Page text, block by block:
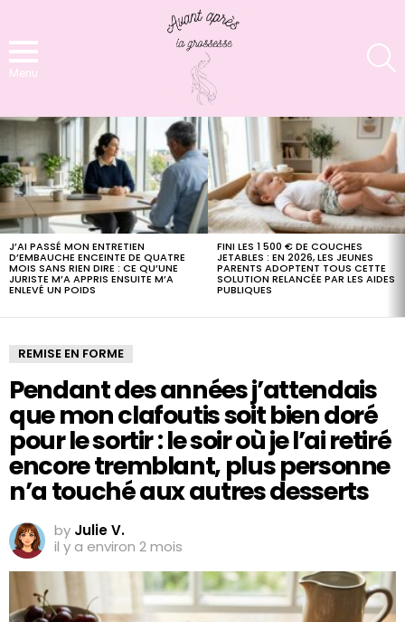
Menu
LATEST
STORIES
J’AI PASSÉ MON ENTRETIEN
D’EMBAUCHE ENCEINTE DE QUATRE
MOIS SANS RIEN DIRE : CE QU’UNE
JURISTE M’A APPRIS ENSUITE M’A
ENLEVÉ UN POIDS
FINI LES 1 500 € DE COUCHES
JETABLES : EN 2026, LES JEUNES
PARENTS ADOPTENT TOUS CETTE
SOLUTION RELANCÉE PAR LES AIDES
PUBLIQUES
REMISE EN FORME
Pendant des années j’attendais
que mon clafoutis soit bien doré
pour le sortir : le soir où je l’ai retiré
encore tremblant, plus personne
n’a touché aux autres desserts
by Julie V.
il y a environ 2 mois